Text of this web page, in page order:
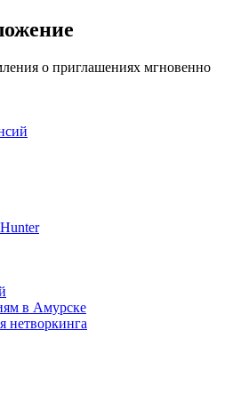
о приглашениях мгновенно
в Амурске
нетворкинга